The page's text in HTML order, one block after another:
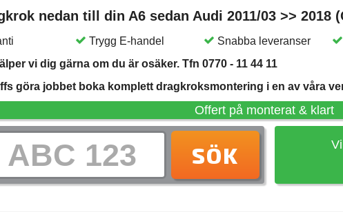
nedan till din A6 sedan Audi 2011/03 >> 2018
Trygg E-handel Snabba leveranser
vi dig gärna om du är osäker. Tfn 0770 - 11 44 11
göra jobbet boka komplett dragkroksmontering i en av våra
Offert på monterat & klart
SÖK